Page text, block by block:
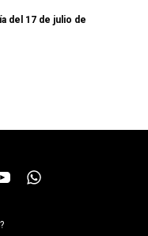
del 17 de julio de